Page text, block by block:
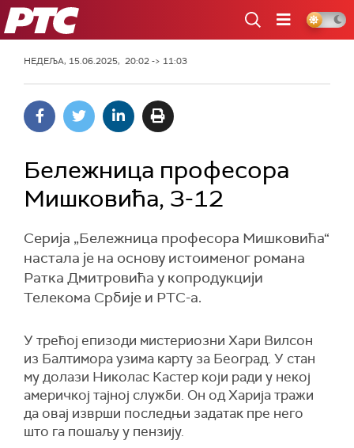
РТС
НЕДЕЉА, 15.06.2025, 20:02 -> 11:03
Бележница професора
Мишковића, 3-12
Серија „Бележница професора Мишковића“
настала је на основу истоименог романа
Ратка Дмитровића у копродукцији
Телекома Србије и РТС-а.
У трећој епизоди мистериозни Хари Вилсон
из Балтимора узима карту за Београд. У стан
му долази Николас Кастер који ради у некој
америчкој тајној служби. Он од Харија тражи
да овај изврши последњи задатак пре него
што га пошаљу у пензију.